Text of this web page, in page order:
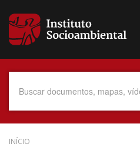
para
conteúdo
Data do Documento
INÍCIO